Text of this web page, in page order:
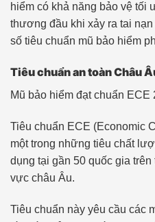
hiểm có khả năng bảo vệ tối
thương đầu khi xảy ra tai
số tiêu chuẩn mũ bảo hiểm
Tiêu chuẩn an toàn Châu
Mũ bảo hiểm đạt chuẩn ECE
Tiêu chuẩn ECE (Economic
một trong những tiêu chất
dụng tại gần 50 quốc gia
vực châu Âu.
Tiêu chuẩn này yêu cầu các